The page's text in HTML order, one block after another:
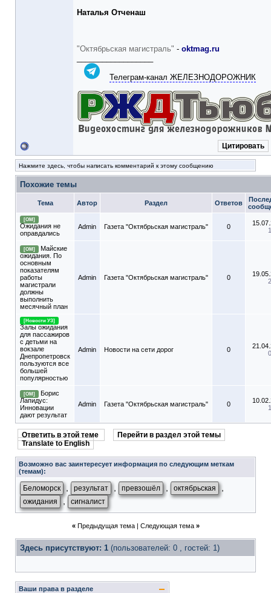
Наталья Отченаш
"Октябрьская магистраль" - oktmag.ru
Телеграм-канал ЖЕЛЕЗНОДОРОЖНИК
Цитировать
Нажмите здесь, чтобы написать комментарий к этому сообщению
Похожие темы
Тема Автор Раздел Ответов
[ОМ]
Ожидания не
оправдались
Admin Газета "Октябрьская магистраль" 0
[ОМ]
Майские
ожидания. По
основным
показателям
работы
магистрали
должны
выполнить
месячный план
Admin Газета "Октябрьская магистраль" 0
[Новости УЗ]
Залы ожидания
для пассажиров
с детьми на
вокзале
Днепропетровск
пользуются все
большей
популярностью
Admin Новости на сети дорог 0
[ОМ]
Борис
Лапидус:
Инновации
дают результат
Admin Газета "Октябрьская магистраль" 0
Ответить в этой теме
Перейти в раздел этой темы
Translate to English
Возможно вас заинтересует информация по следующим меткам
(темам):
Беломорск результат превзошёл октябрьская
ожидания сигналист
« Предыдущая тема| Следующая тема »
Здесь присутствуют: 1 (пользователей: 0 , гостей: 1)
Ваши права в разделе